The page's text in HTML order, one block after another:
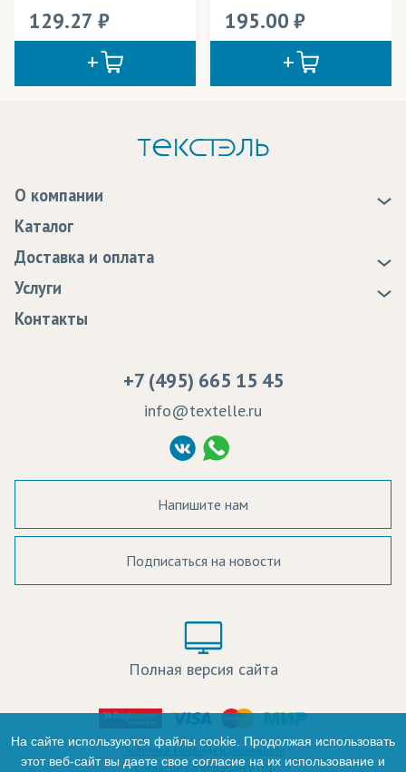
129.27 195.00
О компании
Статьи
Программа лояльности
Сертификаты качества
Судебные решения
Политика Конфиденциальности
Согласие на обработку ПД
Каталог
Доставка и оплата
Доставка
Оплата
Услуги
Образцы
Контакты
+7 (495) 665 15 45
info@textelle.ru
Напишите нам
Подписаться на новости
Полная версия сайта
Политика конфиденциальности
Согласие на обработку ПД
-
На сайте используются файлы cookie. Продолжая использовать
этот веб-сайт вы даете свое согласие на их использование и